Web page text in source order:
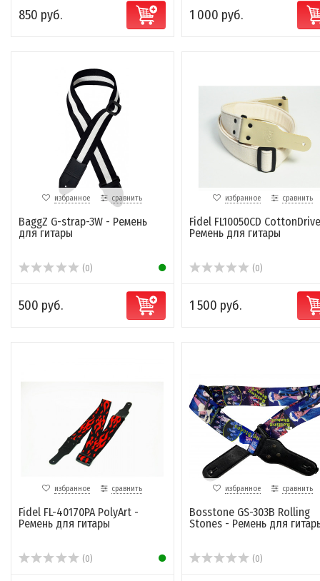
850 руб. 1 000 руб.
избранное сравнить
BaggZ G-strap-3W - Ремень
для гитары
(0)
500 руб.
избранное сравнить
Fidel FL10050CD
Ремень для гитары
(0)
1 500 руб.
избранное сравнить
Fidel FL-40170PA PolyArt -
Ремень для гитары
(0)
избранное сравнить
Bosstone GS-303B Rolling
Stones - Ремень для
(0)